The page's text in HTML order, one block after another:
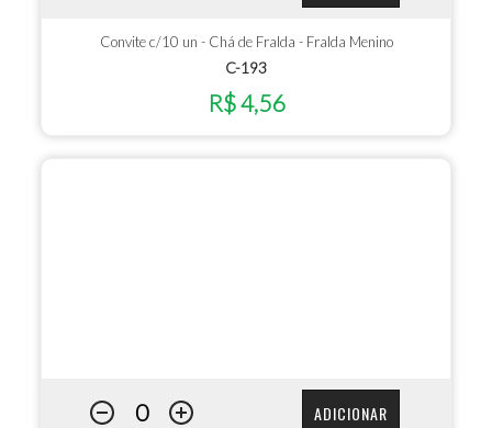
Convite c/10 un - Chá de Fralda - Fralda Menino
C-193
R$ 4,56
ADICIONAR